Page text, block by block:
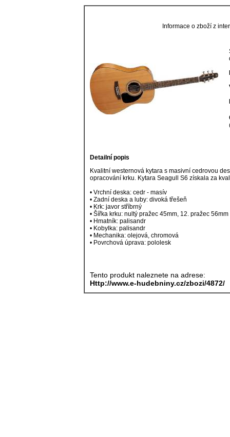
Informace o zboží z
Detailní popis
Kvalitní westernová kytara s masivní cedrovou
opracování krku. Kytara Seagull S6 získala za
• Vrchní deska: cedr - masív
• Zadní deska a luby: divoká třešeň
• Krk: javor stříbrný
• Šířka krku: nultý pražec 45mm, 12. pražec 56mm
• Hmatník: palisandr
• Kobylka: palisandr
• Mechanika: olejová, chromová
• Povrchová úprava: pololesk
Tento produkt naleznete na adrese:
Http://www.e-hudebniny.cz/zbozi/4872/